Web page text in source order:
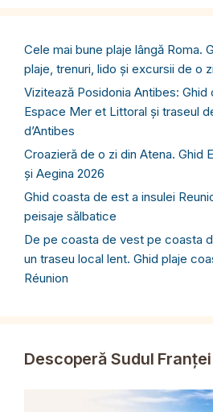
Cele mai bune plaje lângă Roma.
plaje, trenuri, lido și excursii de o
Vizitează Posidonia Antibes:
Espace Mer et Littoral și traseul
d’Antibes
Croazieră de o zi din Atena. Ghid
și Aegina 2026
Ghid coasta de est a insulei
peisaje sălbatice
De pe coasta de vest pe coasta
un traseu local lent. Ghid plaje
Réunion
Descoperă Sudul Franței